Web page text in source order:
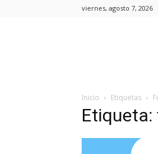
viernes, agosto 7, 2026
Inicio Etiquetas